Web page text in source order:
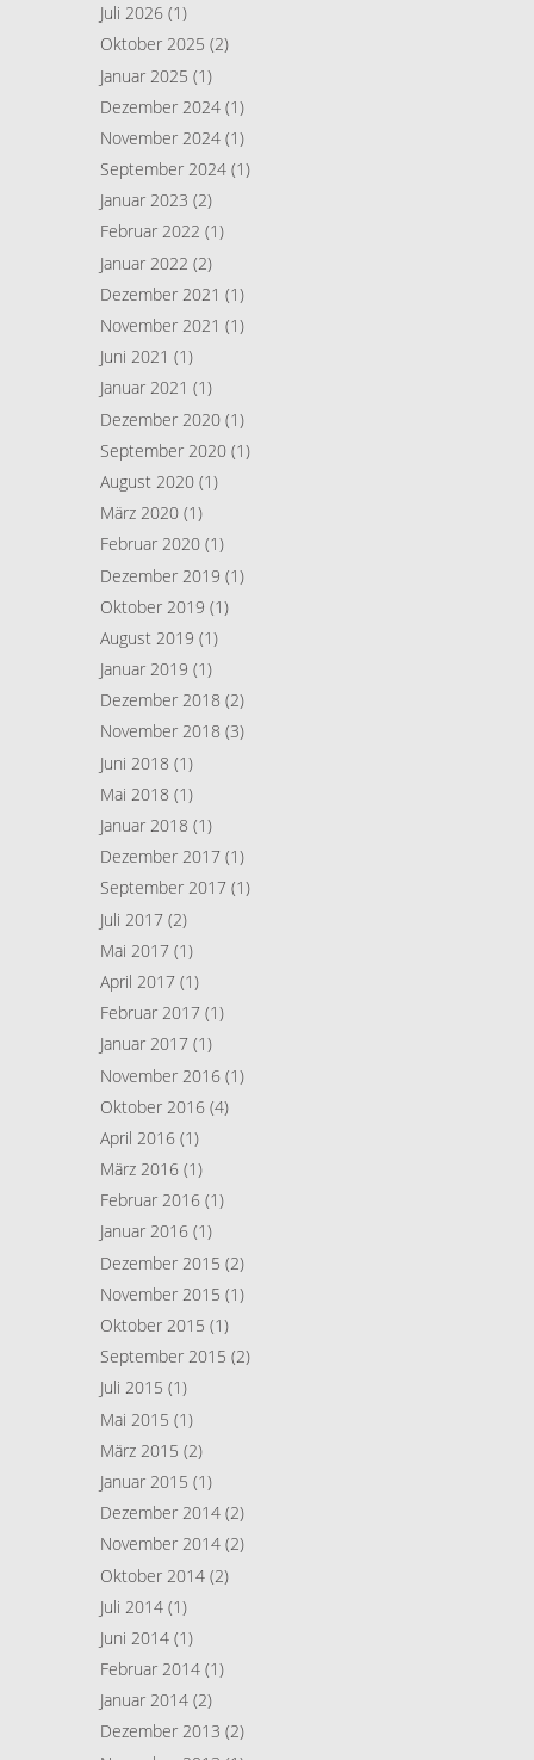
Juli 2026 (1)
Oktober 2025 (2)
Januar 2025 (1)
Dezember 2024 (1)
November 2024 (1)
September 2024 (1)
Januar 2023 (2)
Februar 2022 (1)
Januar 2022 (2)
Dezember 2021 (1)
November 2021 (1)
Juni 2021 (1)
Januar 2021 (1)
Dezember 2020 (1)
September 2020 (1)
August 2020 (1)
März 2020 (1)
Februar 2020 (1)
Dezember 2019 (1)
Oktober 2019 (1)
August 2019 (1)
Januar 2019 (1)
Dezember 2018 (2)
November 2018 (3)
Juni 2018 (1)
Mai 2018 (1)
Januar 2018 (1)
Dezember 2017 (1)
September 2017 (1)
Juli 2017 (2)
Mai 2017 (1)
April 2017 (1)
Februar 2017 (1)
Januar 2017 (1)
November 2016 (1)
Oktober 2016 (4)
April 2016 (1)
März 2016 (1)
Februar 2016 (1)
Januar 2016 (1)
Dezember 2015 (2)
November 2015 (1)
Oktober 2015 (1)
September 2015 (2)
Juli 2015 (1)
Mai 2015 (1)
März 2015 (2)
Januar 2015 (1)
Dezember 2014 (2)
November 2014 (2)
Oktober 2014 (2)
Juli 2014 (1)
Juni 2014 (1)
Februar 2014 (1)
Januar 2014 (2)
Dezember 2013 (2)